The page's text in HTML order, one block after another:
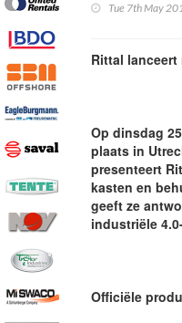
Tue 7th May
Rittal
Op dinsdag
plaats in
presenteert
kasten en
geeft ze
industriële
Officiële